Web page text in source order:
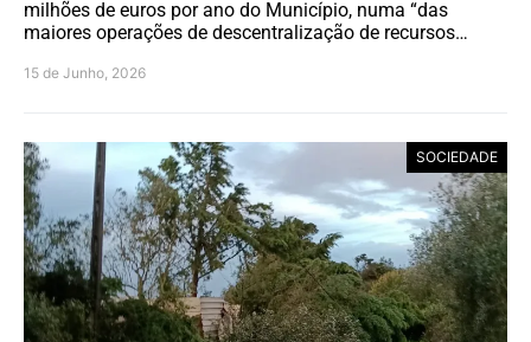
milhões de euros por ano do Município, numa “das
maiores operações de descentralização de recursos…
15 de Junho, 2026
SOCIEDADE